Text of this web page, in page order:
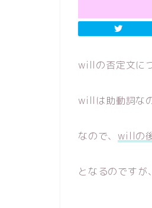
willの否定文に
willは助動詞な
なので、 willの
となるのですが